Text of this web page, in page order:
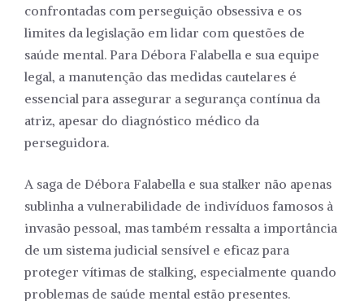
confrontadas com perseguição obsessiva e os
limites da legislação em lidar com questões de
saúde mental. Para Débora Falabella e sua equipe
legal, a manutenção das medidas cautelares é
essencial para assegurar a segurança contínua da
atriz, apesar do diagnóstico médico da
perseguidora.
A saga de Débora Falabella e sua stalker não apenas
sublinha a vulnerabilidade de indivíduos famosos à
invasão pessoal, mas também ressalta a importância
de um sistema judicial sensível e eficaz para
proteger vítimas de stalking, especialmente quando
problemas de saúde mental estão presentes.